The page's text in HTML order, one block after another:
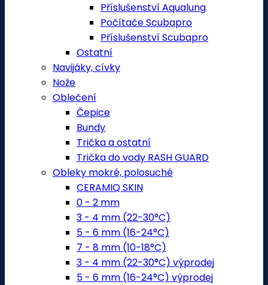
Příslušenství Aqualung
Počítače Scubapro
Příslušenství Scubapro
Ostatní
Navijáky, cívky
Nože
Oblečení
Čepice
Bundy
Trička a ostatní
Trička do vody RASH GUARD
Obleky mokré, polosuché
CERAMIQ SKIN
0 - 2 mm
3 - 4 mm (22-30°C)
5 - 6 mm (16-24°C)
7 - 8 mm (10-18°C)
3 - 4 mm (22-30°C) výprodej
5 - 6 mm (16-24°C) výprodej